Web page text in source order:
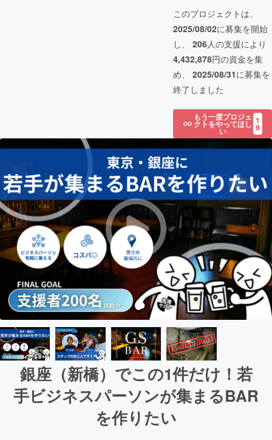
このプロジェクトは、
2025/08/02に募集を開始
し、 206人の支援により
4,432,878円の資金を集
め、 2025/08/31に募集を
終了しました
もう一度プロジェ
クトをやってほし
い
1
9
銀座（新橋）でこの1件だけ！若
手ビジネスパーソンが集まるBAR
を作りたい